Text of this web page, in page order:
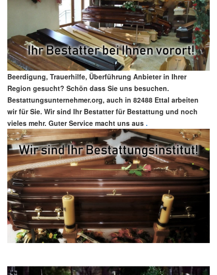
Beerdigung, Trauerhilfe, Überführung Anbieter in Ihrer
Region gesucht? Schön dass Sie uns besuchen.
Bestattungsunternehmer.org, auch in 82488 Ettal arbeiten
wir für Sie. Wir sind Ihr Bestatter für Bestattung und noch
vieles mehr. Guter Service macht uns aus .